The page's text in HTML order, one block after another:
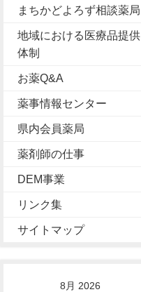
まちかどよろず相談薬局
地域における医療品提供
体制
お薬Q&A
薬事情報センター
県内会員薬局
薬剤師の仕事
DEM事業
リンク集
サイトマップ
8月 2026